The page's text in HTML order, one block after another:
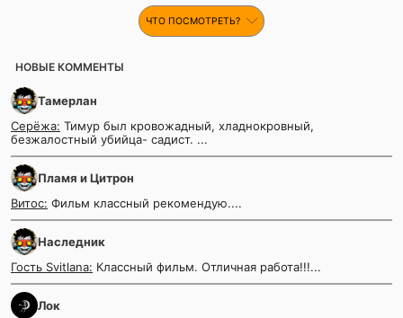
ЧТО ПОСМОТРЕТЬ?
НОВЫЕ КОММЕНТЫ
Тамерлан
Серёжа: Тимур был кровожадный, хладнокровный,
безжалостный убийца- садист. ...
Пламя и Цитрон
Витос: Фильм классный рекомендую....
Наследник
Гость Svitlana: Классный фильм. Отличная работа!!!...
Лок